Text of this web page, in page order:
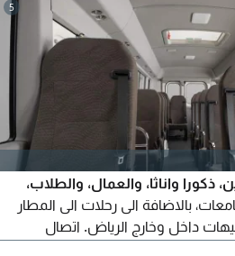
5
واناثا، والعمال، والطلاب،
بالاضافة الى رحلات الى المطار
داخل وخارج الرياض. اتصال